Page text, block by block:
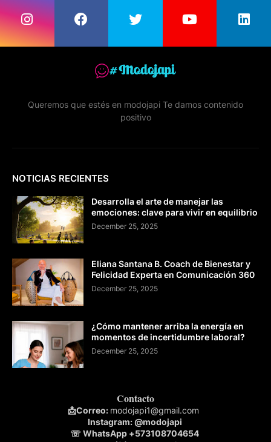
Queremos que estés en modojapi Te damos contenido
positivo
NOTICIAS RECIENTES
Desarrolla el arte de manejar las
emociones: clave para vivir en equilibrio
December 25, 2025
Eliana Santana B. Coach de Bienestar y
Felicidad Experta en Comunicación 360
December 25, 2025
¿Cómo mantener arriba la energía en
momentos de incertidumbre laboral?
December 25, 2025
Contacto
📩Correo: modojapi1@gmail.com
Instagram:@modojapi
☏ WhatsApp +573108704654